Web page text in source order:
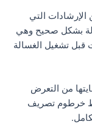
التي
بشكل صحيح وهي
قبل تشغيل الغسالة
من التعرض
خرطوم تصريف